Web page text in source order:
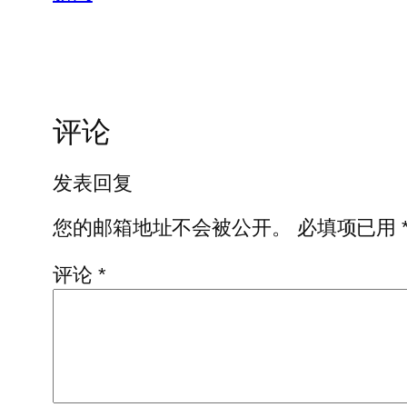
评论
发表回复
您的邮箱地址不会被公开。
必填项已用
评论 *